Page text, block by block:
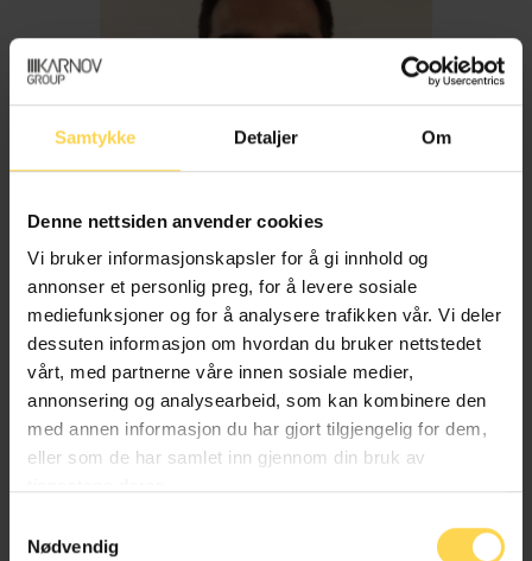
Samtykke Detaljer Om
Denne nettsiden anvender cookies
Vi bruker informasjonskapsler for å gi innhold og
annonser et personlig preg, for å levere sosiale
mediefunksjoner og for å analysere trafikken vår. Vi deler
dessuten informasjon om hvordan du bruker nettstedet
vårt, med partnerne våre innen sosiale medier,
annonsering og analysearbeid, som kan kombinere den
med annen informasjon du har gjort tilgjengelig for dem,
eller som de har samlet inn gjennom din bruk av
Nødvendig
Imran Haider
Trygderett og pensjonsrett